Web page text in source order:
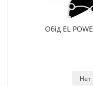
Обід EL
Нет